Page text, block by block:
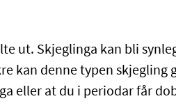
ut. Skjeglinga kan bli
kan denne typen skjegling
eller at du i periodar får